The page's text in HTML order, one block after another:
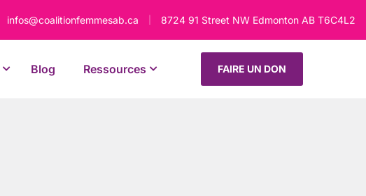
infos@coalitionfemmesab.ca 8724 91 Street NW Edmonton AB T6C4L2
Blog Ressources FAIRE UN DON